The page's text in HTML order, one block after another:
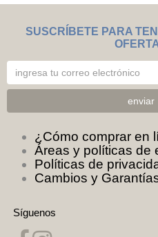
SUSCRÍBETE PARA
¿Cómo comprar en
Áreas y políticas de
Políticas de
Cambios y
Síguenos